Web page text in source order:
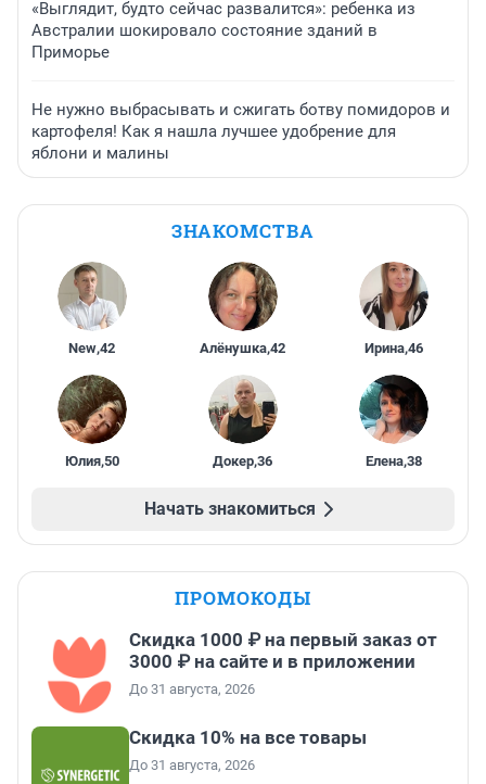
«Выглядит, будто сейчас развалится»: ребенка из
Австралии шокировало состояние зданий в
Приморье
Не нужно выбрасывать и сжигать ботву помидоров и
картофеля! Как я нашла лучшее удобрение для
яблони и малины
ЗНАКОМСТВА
New,42 Алёнушка,42 Ирина,46
Юлия,50 Докер,36 Елена,38
Начать знакомиться
ПРОМОКОДЫ
Скидка 1000 ₽ на первый заказ от
3000 ₽ на сайте и в приложении
До 31 августа, 2026
Скидка 10% на все товары
До 31 августа, 2026